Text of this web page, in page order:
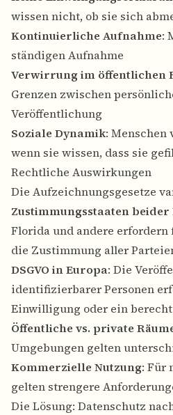
wissen nicht, ob sie sich
Kontinuierliche Aufnahme:
ständigen Aufnahme
Verwirrung im öffentlichen
Grenzen zwischen
Veröffentlichung
Soziale Dynamik: Menschen
wenn sie wissen, dass sie
Rechtliche Auswirkungen
Die Aufzeichnungsgesetze
Zustimmungsstaaten
Florida und andere
die Zustimmung aller
DSGVO in Europa: Die
identifizierbarer Personen
Einwilligung oder ein
Öffentliche vs. private
Umgebungen gelten
Kommerzielle Nutzung: Für
gelten strengere
Die Lösung: Datenschutz